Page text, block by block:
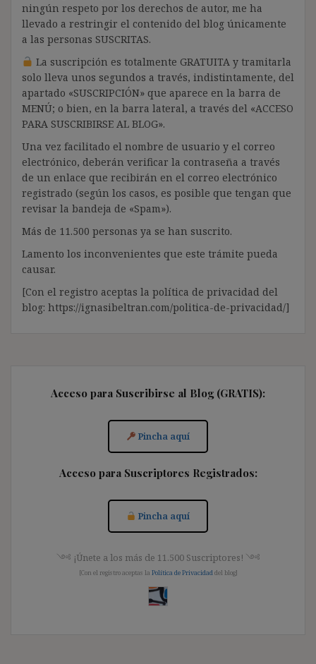
ningún respeto por los derechos de autor, me ha
llevado a restringir el contenido del blog únicamente
a las personas SUSCRITAS.
La suscripción es totalmente GRATUITA y tramitarla
solo lleva unos segundos a través, indistintamente, del
apartado «SUSCRIPCIÓN» que aparece en la barra de
MENÚ; o bien, en la barra lateral, a través del «ACCESO
PARA SUSCRIBIRSE AL BLOG».
Una vez facilitado el nombre de usuario y el correo
electrónico, deberán verificar la contraseña a través
de un enlace que recibirán en el correo electrónico
registrado (según los casos, es posible que tengan que
revisar la bandeja de «Spam»).
Más de 11.500 personas ya se han suscrito.
Lamento los inconvenientes que este trámite pueda
causar.
[Con el registro aceptas la política de privacidad del
blog: https://ignasibeltran.com/politica-de-privacidad/]
Acceso para Suscribirse al Blog (GRATIS):
Pincha aquí
Acceso para Suscriptores Registrados:
Pincha aquí
༺ ¡Únete a los más de 11.500 Suscriptores! ༺
[Con el registro aceptas la Política de Privacidad del blog]